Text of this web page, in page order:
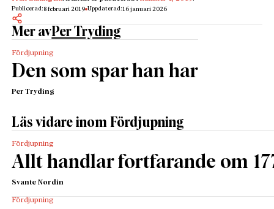
Publicerad:8 februari 2019 Uppdaterad:16 januari 2026
Mer avPer Tryding
Fördjupning
Den som spar han har
Per Tryding
Läs vidare inom Fördjupning
Fördjupning
Allt handlar fortfarande om
Svante Nordin
Fördjupning